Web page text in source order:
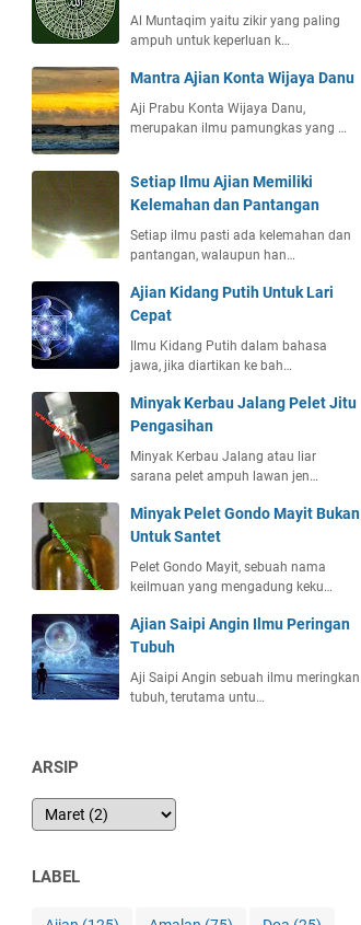
Al Muntaqim yaitu zikir yang paling
ampuh untuk keperluan k…
Mantra Ajian Konta Wijaya Danu
Aji Prabu Konta Wijaya Danu,
merupakan ilmu pamungkas yang …
Setiap Ilmu Ajian Memiliki
Kelemahan dan Pantangan
Setiap ilmu pasti ada kelemahan dan
pantangan, walaupun han…
Ajian Kidang Putih Untuk Lari
Cepat
Ilmu Kidang Putih dalam bahasa
jawa, jika diartikan ke bah…
Minyak Kerbau Jalang Pelet Jitu
Pengasihan
Minyak Kerbau Jalang atau liar
sarana pelet ampuh lawan jen…
Minyak Pelet Gondo Mayit Bukan
Untuk Santet
Pelet Gondo Mayit, sebuah nama
keilmuan yang mengadung keku…
Ajian Saipi Angin Ilmu Peringan
Tubuh
Aji Saipi Angin sebuah ilmu meringkan
tubuh, terutama untu…
ARSIP
LABEL